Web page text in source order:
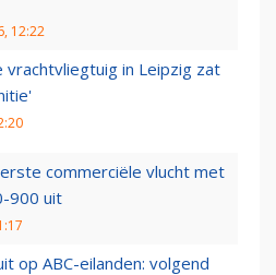
12:22
vrachtvliegtuig in Leipzig zat
commerciële vlucht met
900 uit
op ABC-eilanden: volgend